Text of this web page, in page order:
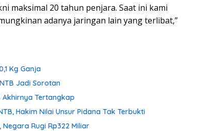
maksimal 20 tahun penjara. Saat ini kami
adanya jaringan lain yang terlibat,”
Kg Ganja
Jadi Sorotan
Akhirnya Tertangkap
Hakim Nilai Unsur Pidana Tak Terbukti
Negara Rugi Rp322 Miliar